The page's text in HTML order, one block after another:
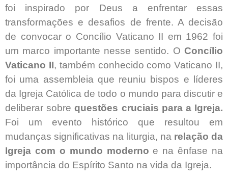
foi inspirado por Deus a enfrentar essas
transformações e desafios de frente. A decisão
de convocar o Concílio Vaticano II em 1962 foi
um marco importante nesse sentido. O Concílio
Vaticano II, também conhecido como Vaticano II,
foi uma assembleia que reuniu bispos e líderes
da Igreja Católica de todo o mundo para discutir e
deliberar sobrequestões cruciais para a Igreja.
Foi um evento histórico que resultou em
mudanças significativas na liturgia, na relação da
Igreja com o mundo moderno e na ênfase na
importância do Espírito Santo na vida da Igreja.